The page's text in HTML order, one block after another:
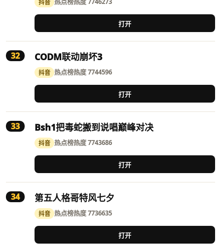
抖音
打开
32 CODM联动崩坏3
抖音 热点榜热度 7744596
打开
33 Bsh1把毒蛇搬到说唱巅峰对决
抖音 热点榜热度 7743686
打开
34 第五人格哥特风七夕
抖音 热点榜热度 7736635
打开